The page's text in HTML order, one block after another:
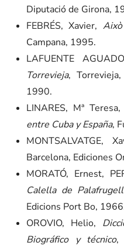
Diputació de Girona,
FEBRÉS, Xavier,
Campana, 1995.
LAFUENTE
Torrevieja,
1990.
LINARES, Mª
entre Cuba y España,
MONTSALVATGE,
Barcelona, Ediciones
MORATÓ, Ernest,
Calella de
Edicions Port Bo,
OROVIO, Helio,
Biográfico y técnico,